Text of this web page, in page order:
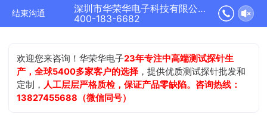
结束沟通
深圳市华荣华电子科技有限公司正在为您服务
400-183-6682
欢迎您来咨询！华荣华电子23年专注中高端测试探针生
产，全球5400多家客户的选择 ，提供优质测试探针批发和
定制， 人工层层严格质检，保证产品零缺陷。咨询热线：
13827455688（微信同号）